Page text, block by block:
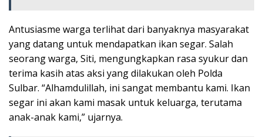
Antusiasme warga terlihat dari banyaknya masyarakat
yang datang untuk mendapatkan ikan segar. Salah
seorang warga, Siti, mengungkapkan rasa syukur dan
terima kasih atas aksi yang dilakukan oleh Polda
Sulbar. “Alhamdulillah, ini sangat membantu kami. Ikan
segar ini akan kami masak untuk keluarga, terutama
anak-anak kami,” ujarnya.